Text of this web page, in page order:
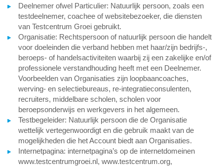
Deelnemer ofwel Particulier: Natuurlijk persoon, zoals een
testdeelnemer, coachee of websitebezoeker, die diensten
van Testcentrum Groei gebruikt.
Organisatie: Rechtspersoon of natuurlijk persoon die handelt
voor doeleinden die verband hebben met haar/zijn bedrijfs-,
beroeps- of handelsactiviteiten waarbij zij een zakelijke en/of
professionele verstandhouding heeft met een Deelnemer.
Voorbeelden van Organisaties zijn loopbaancoaches,
werving- en selectiebureaus, re-integratieconsulenten,
recruiters, middelbare scholen, scholen voor
beroepsonderwijs en werkgevers in het algemeen.
Testbegeleider: Natuurlijk persoon die de Organisatie
wettelijk vertegenwoordigt en die gebruik maakt van de
mogelijkheden die het Account biedt aan Organisaties.
Internetpagina: internetpagina’s op de internetdomeinen
www.testcentrumgroei.nl, www.testcentrum.org,